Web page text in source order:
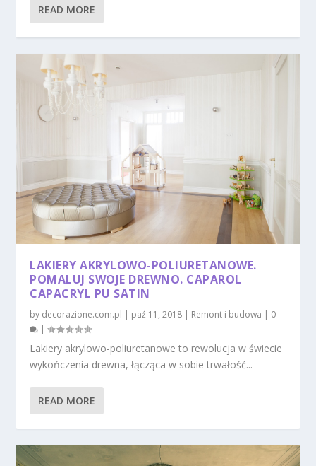
READ MORE
LAKIERY AKRYLOWO-POLIURETANOWE.
POMALUJ SWOJE DREWNO. CAPAROL
CAPACRYL PU SATIN
by decorazione.com.pl | paź 11, 2018 | Remont i budowa | 0
|
Lakiery akrylowo-poliuretanowe to rewolucja w świecie
wykończenia drewna, łącząca w sobie trwałość...
READ MORE